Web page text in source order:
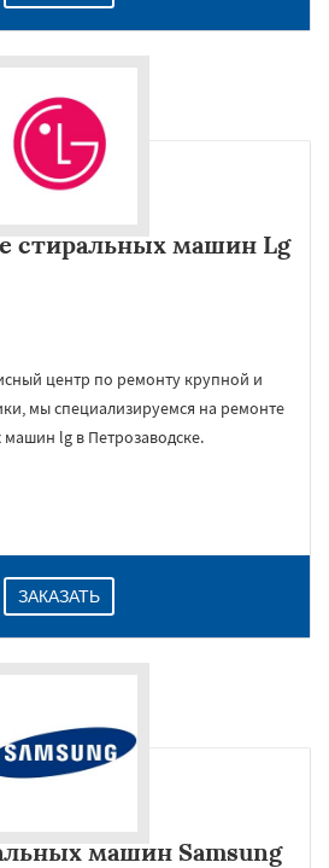
стиральных машин Lg
центр по ремонту крупной и
мы специализируемся на ремонте
машин lg в Петрозаводске.
ЗАКАЗАТЬ
машин Samsung